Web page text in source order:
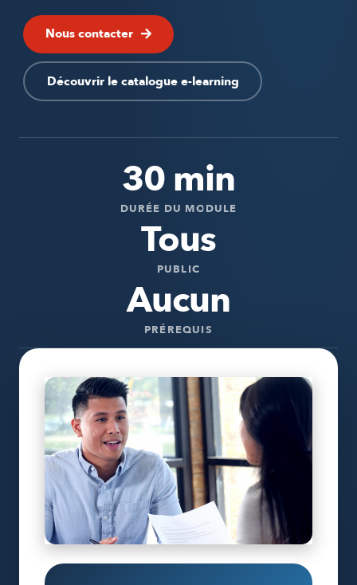
Nous contacter
Découvrir le catalogue e-learning
30 min
DURÉE DU MODULE
Tous
PUBLIC
Aucun
PRÉREQUIS